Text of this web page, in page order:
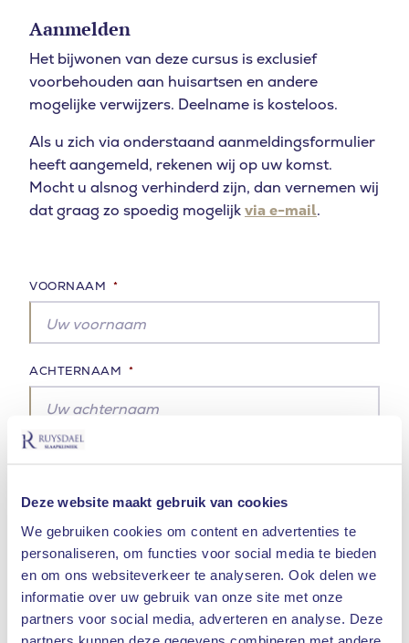
Deze website maakt gebruik van cookies
We gebruiken cookies om content en advertenties te
personaliseren, om functies voor social media te bieden
en om ons websiteverkeer te analyseren. Ook delen we
informatie over uw gebruik van onze site met onze
partners voor social media, adverteren en analyse. Deze
partners kunnen deze gegevens combineren met andere
Aanmelden
Het bijwonen van deze cursus is exclusief
voorbehouden aan huisartsen en andere
mogelijke verwijzers. Deelname is kosteloos.
Als u zich via onderstaand aanmeldingsformulier
heeft aangemeld, rekenen wij op uw komst.
Mocht u alsnog verhinderd zijn, dan vernemen wij
dat graag zo spoedig mogelijkvia e-mail.
VOORNAAM *
ACHTERNAAM *
BIG NUMMER
MOBIELE NUMMER